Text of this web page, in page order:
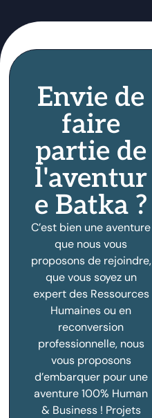
Envie de
faire
partie de
l'aventur
e Batka ?
C’est bien une aventure
que nous vous
proposons de rejoindre,
que vous soyez un
expert des Ressources
Humaines ou en
reconversion
professionnelle, nous
vous proposons
d’embarquer pour une
aventure 100% Human
& Business ! Projets